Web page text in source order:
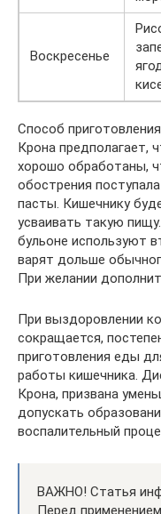
Воскресенье
Способ
Крона предполагает,
хорошо обработаны,
обострения
пасты. Кишечнику
усваивать такую
бульоне используют
варят дольше
При желании
При выздоровлении
сокращается,
приготовления еды
работы кишечника.
Крона, призвана
допускать
воспалительный
ВАЖНО! Статья
Перед